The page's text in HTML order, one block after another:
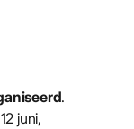
.
juni,